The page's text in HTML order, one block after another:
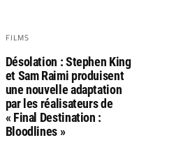
FILMS
Désolation : Stephen King
et Sam Raimi produisent
une nouvelle adaptation
par les réalisateurs de
« Final Destination :
Bloodlines »